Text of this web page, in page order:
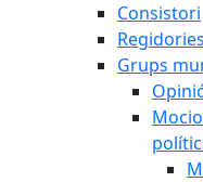
Consistori
Regidories
Grups